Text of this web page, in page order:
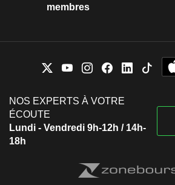
membres
NOS EXPERTS À VOTRE
ÉCOUTE
Lundi - Vendredi 9h-12h / 14h-
18h